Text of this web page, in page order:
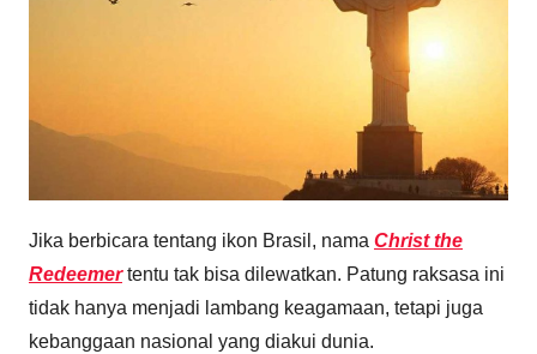
Jika berbicara tentang ikon Brasil, nama Christ the
Redeemertentu tak bisa dilewatkan. Patung raksasa ini
tidak hanya menjadi lambang keagamaan, tetapi juga
kebanggaan nasional yang diakui dunia.